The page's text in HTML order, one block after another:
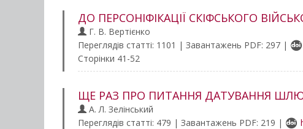
ДО ПЕРСОНІФІКАЦІЇ СКІФСЬКОГО
Г. В. Вертієнко
Переглядів статті: 1101 | Завантажень PDF: 297 |
Сторінки 41-52
ЩЕ РАЗ ПРО ПИТАННЯ ДАТУВАННЯ
А. Л. Зелінський
Переглядів статті: 479 | Завантажень PDF: 219 |